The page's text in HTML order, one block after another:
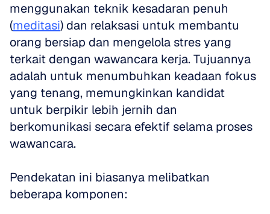
menggunakan teknik kesadaran penuh
(meditasi) dan relaksasi untuk membantu
orang bersiap dan mengelola stres yang
terkait dengan wawancara kerja. Tujuannya
adalah untuk menumbuhkan keadaan fokus
yang tenang, memungkinkan kandidat
untuk berpikir lebih jernih dan
berkomunikasi secara efektif selama proses
wawancara.
Pendekatan ini biasanya melibatkan
beberapa komponen: